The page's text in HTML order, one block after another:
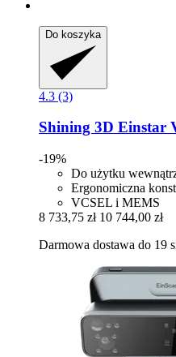
Do koszyka
4.3 (3)
Shining 3D Einstar
-19%
Do użytku
Ergonomiczna
VCSEL i MEMS
8 733,75 zł 10 744,00 zł
Darmowa dostawa do 19